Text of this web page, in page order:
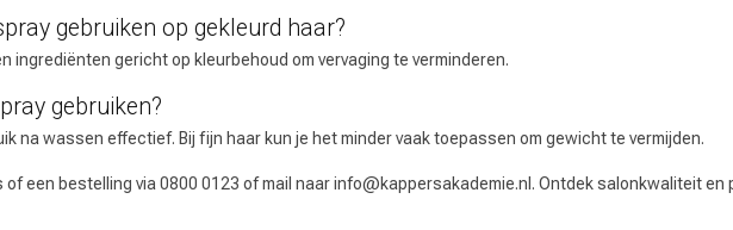
gebruiken op gekleurd haar?
ingrediënten gericht op kleurbehoud om vervaging te verminderen.
gebruiken?
na wassen effectief. Bij fijn haar kun je het minder vaak toepassen om gewicht te vermijden.
een bestelling via 0800 0123 of mail naarinfo@kappersakademie.nl. Ontdek salonkwaliteit en